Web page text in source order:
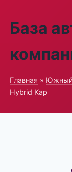
База
Главная » Южный
Hybrid Кар